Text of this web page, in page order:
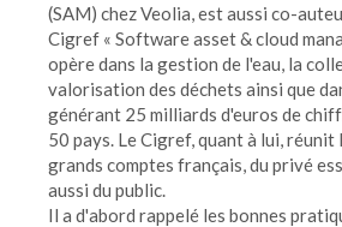
(SAM) chez Veolia, est aussi co-
Cigref « Software asset & cloud
opère dans la gestion de l'eau, la
valorisation des déchets ainsi que
générant 25 milliards d'euros de
50 pays. Le Cigref, quant à lui, réunit
grands comptes français, du privé
aussi du public.
Il a d'abord rappelé les bonnes